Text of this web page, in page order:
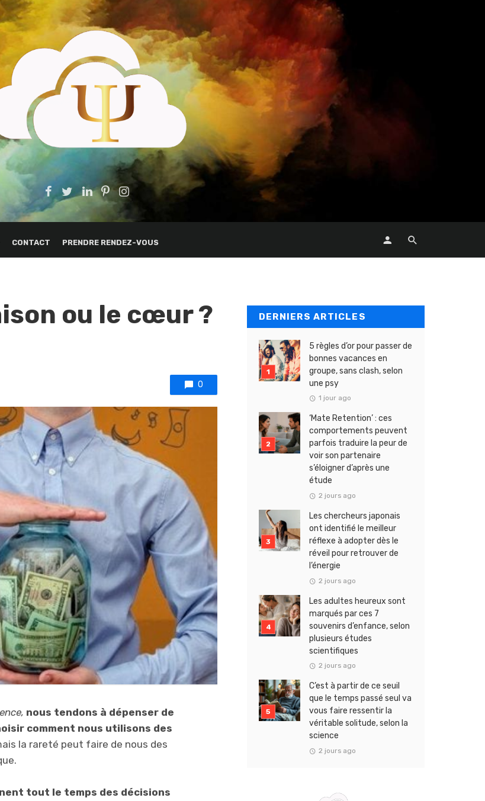
CONTACT PRENDRE RENDEZ-VOUS
ou le cœur ?
0
nous tendons à dépenser de
comment nous utilisons des
la rareté peut faire de nous des
tout le temps des décisions
DERNIERS ARTICLES
5 règles d’or pour passer de
bonnes vacances en
groupe, sans clash, selon
une psy
1 jour ago
‘Mate Retention’ : ces
comportements peuvent
parfois traduire la peur de
voir son partenaire
s’éloigner d’après une
étude
2 jours ago
Les chercheurs japonais
ont identifié le meilleur
réflexe à adopter dès le
réveil pour retrouver de
l’énergie
2 jours ago
Les adultes heureux sont
marqués par ces 7
souvenirs d’enfance, selon
plusieurs études
scientifiques
2 jours ago
C’est à partir de ce seuil
que le temps passé seul va
vous faire ressentir la
véritable solitude, selon la
science
2 jours ago